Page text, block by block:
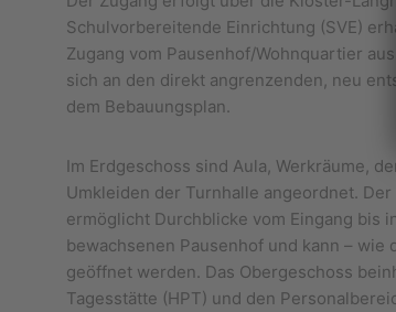
Schulvorbereitende Einrichtung (SVE)
Zugang vom Pausenhof/Wohnquartier
sich an den direkt angrenzenden, neu
dem Bebauungsplan.
Im Erdgeschoss sind Aula, Werkräume,
Umkleiden der Turnhalle angeordnet.
ermöglicht Durchblicke vom Eingang bis
bewachsenen Pausenhof und kann – wie
geöffnet werden. Das Obergeschoss
Tagesstätte (HPT) und den